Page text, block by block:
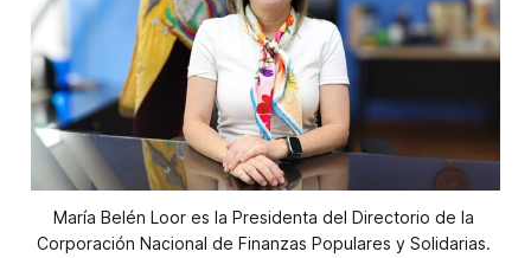
María Belén Loor es la Presidenta del Directorio de la
Corporación Nacional de Finanzas Populares y Solidarias.